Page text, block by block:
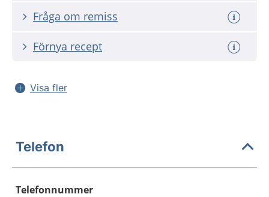
Fråga om remiss
Förnya recept
Visa fler
Telefon
Telefonnummer